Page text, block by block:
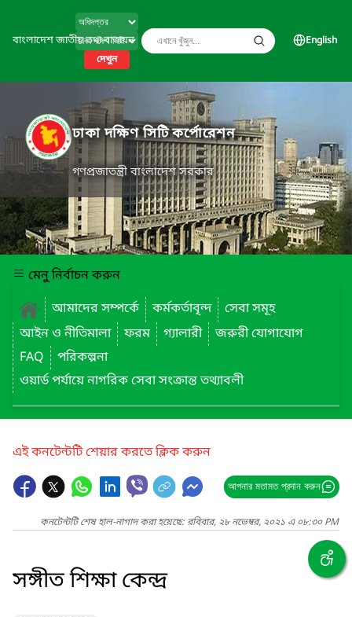
বাংলাদেশ জাতীয় তথ্য বাতায়ন
দেখুন
English
ঢাকা দক্ষিণ সিটি কর্পোরেশন
গণপ্রজাতন্ত্রী বাংলাদেশ সরকার
মেনু নির্বাচন করুন
আমাদের সম্পর্কে
কর্মকর্তাবৃন্দ
সেবা সমূহ
আইন ও নীতিমালা
ফরম গ্যালারী
জরুরী যোগাযোগ
FAQ
পরিকল্পনা
ওয়ার্ড পর্যায়ে নাগরিক সেবা সংক্রান্ত তথ্যাবলী
এই কনটেন্টটি শেয়ার করতে ক্লিক করুন
আপনার মতামত প্রদান করুন
কনটেন্টটি শেষ হাল-নাগাদ করা হয়েছে: রবিবার, ২৮ নভেম্বর, ২০২১ এ ০৮:৩০ PM
সঙ্গীত শিক্ষা কেন্দ্র